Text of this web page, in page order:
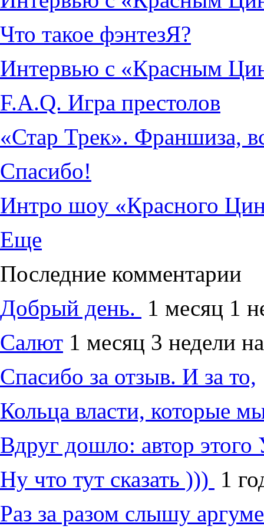
Что такое фэнтезЯ?
Интервью с «Красным
F.A.Q. Игра престолов
«Стар Трек». Франшиза,
Спасибо!
Интро шоу «Красного
Еще
Последние комментарии
Добрый день. 1 месяц 1
Салют 1 месяц 3 недели
Спасибо за отзыв. И за то,
Кольца власти, которые
Вдруг дошло: автор
Ну что тут сказать ))) 1
Раз за разом слышу